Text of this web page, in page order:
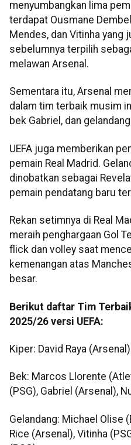
menyumbangkan lima
terdapat Ousmane
Mendes, dan Vitinha yang
sebelumnya terpilih
melawan Arsenal.
Sementara itu, Arsenal
dalam tim terbaik musim
bek Gabriel, dan
UEFA juga memberikan
pemain Real Madrid.
dinobatkan sebagai
pemain pendatang baru
Rekan setimnya di Real
meraih penghargaan Gol
flick dan volley saat
kemenangan atas
besar.
Berikut daftar Tim
2025/26 versi UEFA:
Kiper: David Raya (Arsenal)
Bek: Marcos Llorente
(PSG), Gabriel (Arsenal),
Gelandang: Michael Olise
Rice (Arsenal), Vitinha